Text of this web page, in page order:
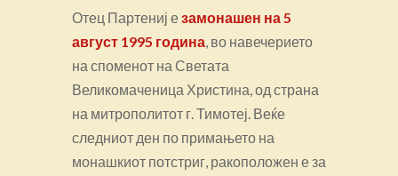
Отец Партениј езамонашен на 5
август 1995 година, во навечерието
на споменот на Светата
Великомаченица Христина, од страна
на митрополитот г. Тимотеј. Веќе
следниот ден по примањето на
монашкиот потстриг, ракоположен е за